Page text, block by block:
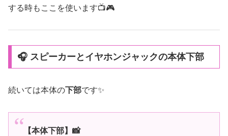
する時もここを使います📺🎮
🎧 スピーカーとイヤホンジャックの本体下部
続いては本体の下部です✨
【本体下部】📸